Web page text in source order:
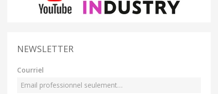
NEWSLETTER
Courriel